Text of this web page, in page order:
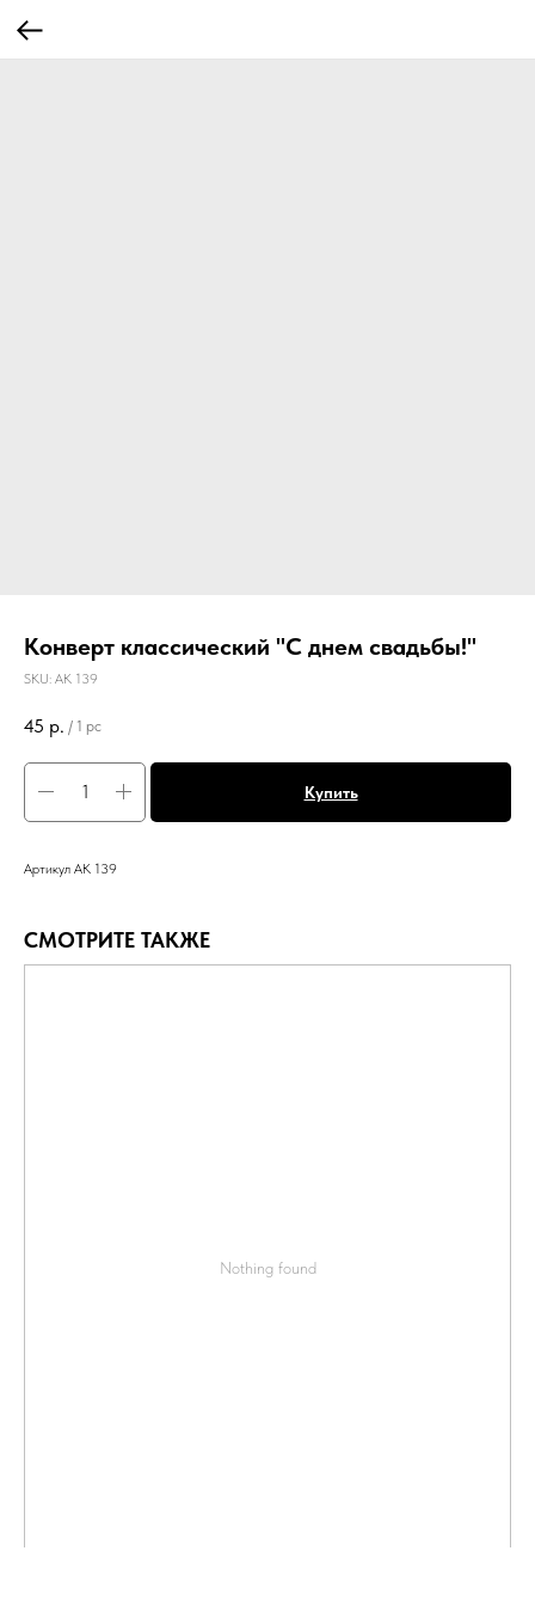
Конверт классический "С днем свадьбы!"
SKU: АК 139
45 р. / 1 pc
Купить
Артикул АК 139
СМОТРИТЕ ТАКЖЕ
Nothing found